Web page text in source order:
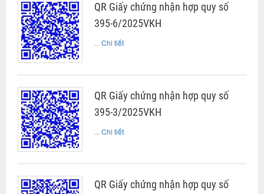
QR Giấy chứng nhận hợp quy số
395-6/2025VKH
... Chi tiết
QR Giấy chứng nhận hợp quy số
395-3/2025VKH
... Chi tiết
QR Giấy chứng nhận hợp quy số